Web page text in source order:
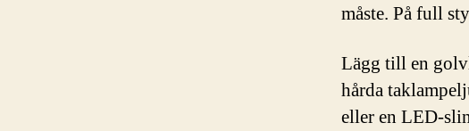
måste. På full
Lägg till en
hårda
eller en LED-